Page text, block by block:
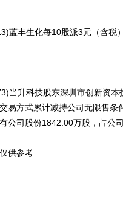
丰生化每10股派3元（含税）
升科技股东深圳市创新资本
易方式累计减持公司无限售
公司股份1842.00万股，占公
供参考